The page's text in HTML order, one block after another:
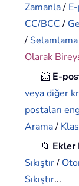
Zamanla/
CC/BCC/
/
Olarak
📨 E-
veya diğer
postaları
Arama/
📁 Ekler
Sıkıştır/
Sıkıştır...